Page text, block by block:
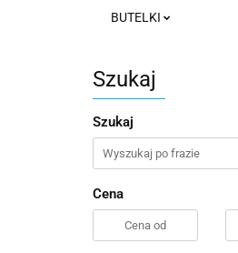
BUTELKI
Szukaj
Szukaj
Cena